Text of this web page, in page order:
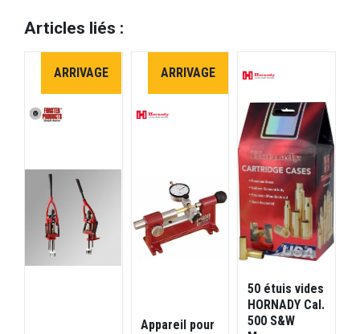
Articles liés :
ARRIVAGE ARRIVAGE
Appareil pour
50 étuis vides
HORNADY Cal.
500 S&W